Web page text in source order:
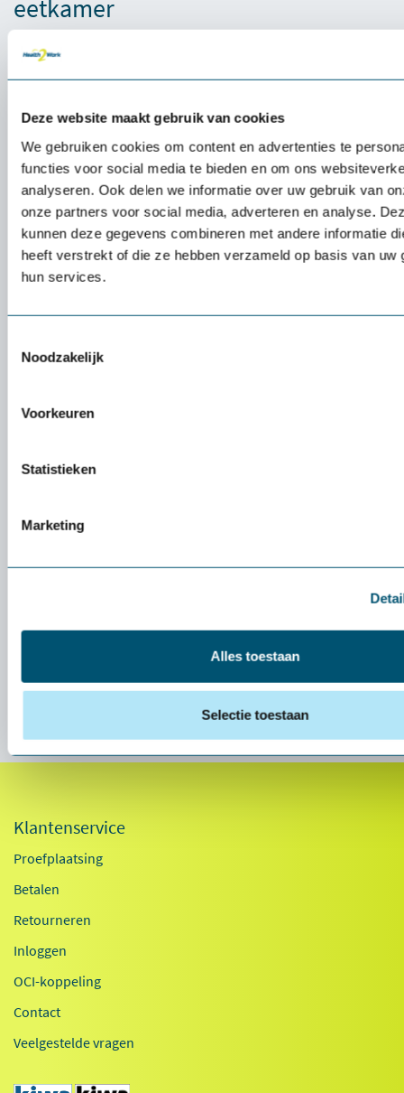
Deze website maakt gebruik van cookies
We gebruiken cookies om content en advertenties te
functies voor social media te bieden en om ons
analyseren. Ook delen we informatie over uw gebruik van
onze partners voor social media, adverteren en analyse.
kunnen deze gegevens combineren met andere informatie
heeft verstrekt of die ze hebben verzameld op basis van uw
hun services.
Noodzakelijk
Voorkeuren
Statistieken
Marketing
Alles toestaan
Selectie toestaan
eetkamer
ergonomische eetkamerstoelen ook bij aan een veilige en
gezonde omgeving. De stoelen zijn vaak voorzien van
zijn tegen vuil en bacteriën. Dit bevordert de hygiëne in de
eetkamer en draagt bij aan de algehele gezondheid en welzijn
van zowel cliënten als zorgverleners.
Advies nodig? Wij denken graag
met je mee!
Onze ergonomische adviseurs staan klaar om te helpen bij het
contactmet ons op om de mogelijkheden te bespreken.
Klantenservice
Proefplaatsing
Betalen
Retourneren
Inloggen
OCI-koppeling
Contact
Veelgestelde vragen